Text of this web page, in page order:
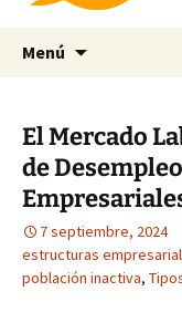
Menú
El Mercado
de
7 septiembre, 2024
estructuras
población inactiva,